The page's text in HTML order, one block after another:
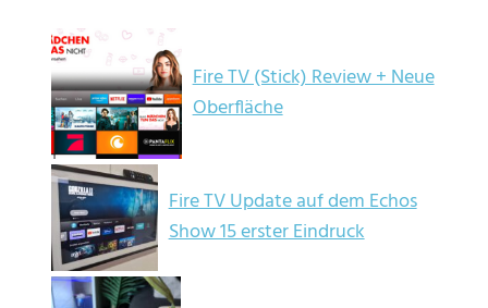
Fire TV (Stick) Review + Neue
Oberfläche
Fire TV Update auf dem Echos
Show 15 erster Eindruck